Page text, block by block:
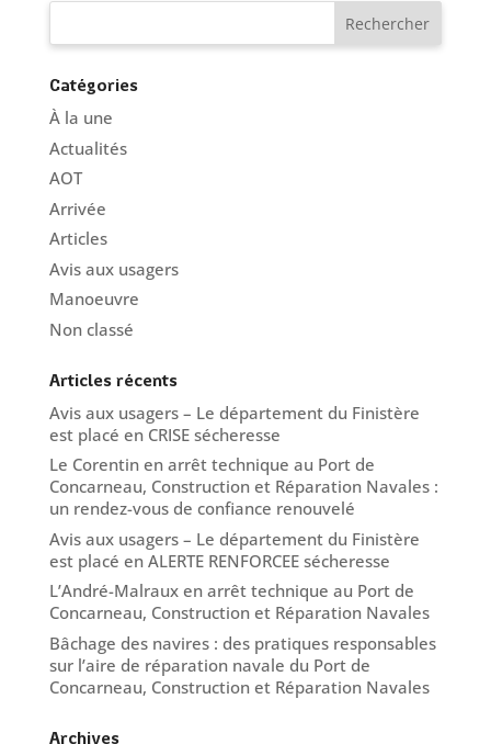
Catégories
À la une
Actualités
AOT
Arrivée
Articles
Avis aux usagers
Manoeuvre
Non classé
Articles récents
Avis aux usagers – Le département du Finistère
est placé en CRISE sécheresse
Le Corentin en arrêt technique au Port de
Concarneau, Construction et Réparation Navales :
un rendez-vous de confiance renouvelé
Avis aux usagers – Le département du Finistère
est placé en ALERTE RENFORCEE sécheresse
L’André-Malraux en arrêt technique au Port de
Concarneau, Construction et Réparation Navales
Bâchage des navires : des pratiques responsables
sur l’aire de réparation navale du Port de
Concarneau, Construction et Réparation Navales
Archives